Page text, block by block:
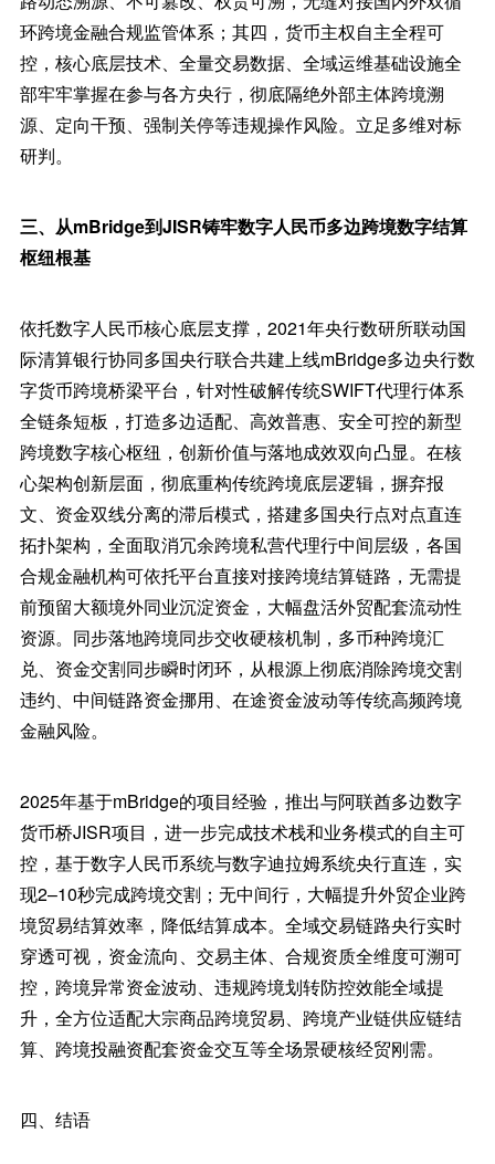
环跨境金融合规监管体系；其四，货币主权自主全程可
控，核心底层技术、全量交易数据、全域运维基础设施全
部牢牢掌握在参与各方央行，彻底隔绝外部主体跨境溯
源、定向干预、强制关停等违规操作风险。立足多维对标
研判。
三、从mBridge到JISR铸牢数字人民币多边跨境数字结算
枢纽根基
依托数字人民币核心底层支撑，2021年央行数研所联动国
际清算银行协同多国央行联合共建上线mBridge多边央行数
字货币跨境桥梁平台，针对性破解传统SWIFT代理行体系
全链条短板，打造多边适配、高效普惠、安全可控的新型
跨境数字核心枢纽，创新价值与落地成效双向凸显。在核
心架构创新层面，彻底重构传统跨境底层逻辑，摒弃报
文、资金双线分离的滞后模式，搭建多国央行点对点直连
拓扑架构，全面取消冗余跨境私营代理行中间层级，各国
合规金融机构可依托平台直接对接跨境结算链路，无需提
前预留大额境外同业沉淀资金，大幅盘活外贸配套流动性
资源。同步落地跨境同步交收硬核机制，多币种跨境汇
兑、资金交割同步瞬时闭环，从根源上彻底消除跨境交割
违约、中间链路资金挪用、在途资金波动等传统高频跨境
金融风险。
2025年基于mBridge的项目经验，推出与阿联酋多边数字
货币桥JISR项目，进一步完成技术栈和业务模式的自主可
控，基于数字人民币系统与数字迪拉姆系统央行直连，实
现2–10秒完成跨境交割；无中间行，大幅提升外贸企业跨
境贸易结算效率，降低结算成本。全域交易链路央行实时
穿透可视，资金流向、交易主体、合规资质全维度可溯可
控，跨境异常资金波动、违规跨境划转防控效能全域提
升，全方位适配大宗商品跨境贸易、跨境产业链供应链结
算、跨境投融资配套资金交互等全场景硬核经贸刚需。
四、结语